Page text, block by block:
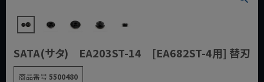
SATA(サタ) EA203ST-14 [EA682ST-4用] 替刃
商品番号5500480